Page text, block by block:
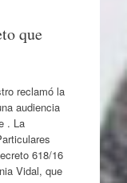
que
reclamó la
audiencia
. La
618/16
Vidal, que